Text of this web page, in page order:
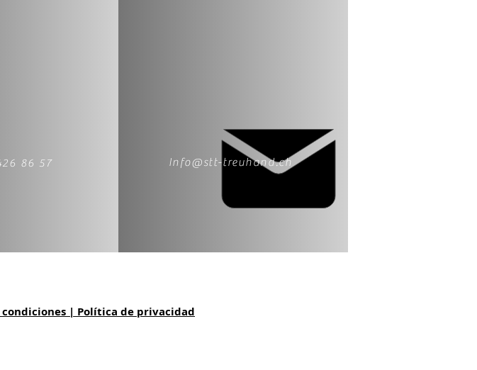
86 57 Info@stt-treuhand.ch
| Política de privacidad